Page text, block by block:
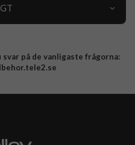
på de vanligaste frågorna: